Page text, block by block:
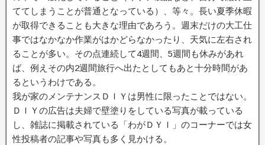
ててしまうことが普通となっている）、等々。長い夏季休暇
が取得できることも大きな理由であろう。週末だけの大工仕
事ではなかなか作業がはかどらなかったり、天気に左右され
ることが多い。その点連続して4週間、5週間も休みがあれ
ば、例えその内2週間旅行へ出たとしてもあと十分時間があ
るというわけである。
我が家のメンテナンスＤＩＹは男性に限ったことではない。
ＤＩＹの広告は夫婦で壁塗りをしている写真が載っている
し、雑誌に掲載されている「わがＤＹＩ」のコーナーでは女
性投稿者の記事や写真も多く見かける。